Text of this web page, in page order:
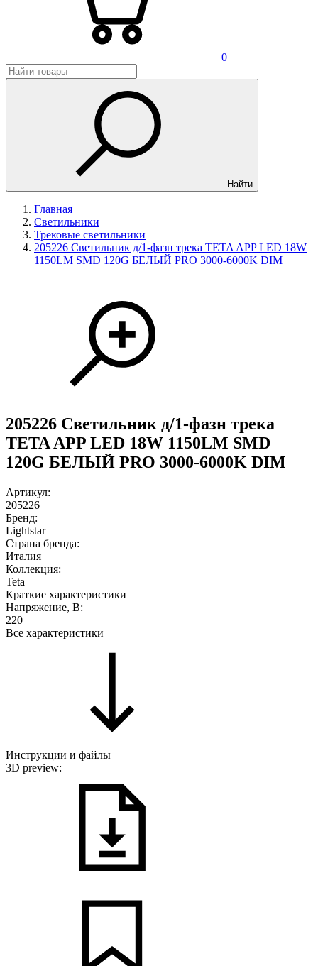
0
Найти
Главная
Светильники
Трековые светильники
205226 Светильник д/1-фазн трека TETA APP LED 18W
1150LM SMD 120G БЕЛЫЙ PRO 3000-6000K DIM
205226 Светильник д/1-фазн трека
TETA APP LED 18W 1150LM SMD
120G БЕЛЫЙ PRO 3000-6000K DIM
Артикул:
205226
Бренд:
Lightstar
Страна бренда:
Италия
Коллекция:
Teta
Краткие характеристики
Напряжение, В:
220
Все характеристики
Инструкции и файлы
3D preview: